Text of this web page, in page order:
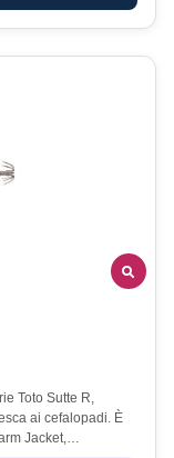
Toto Sutte R,
ai cefalopadi. È
Jacket,…